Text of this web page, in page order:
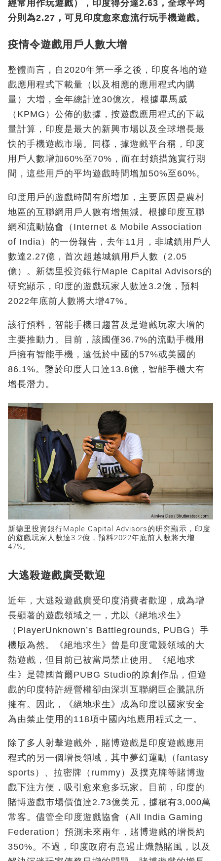
經常用作玩遊戲），印度得分達2.63，全球平均
分則為2.27，可見印度愈來愈流行玩手機遊戲。
疫情令遊戲用戶人數大增
整體而言，自2020年第一季之後，印度各地的遊
戲應用程式下載量（以及相應的應用程式內購
量）大增，全年總計達30億次。根據畢馬威
（KPMG）公佈的數據，按遊戲應用程式的下載
量計算，印度是最大的新興市場以及全球增長最
快的手機遊戲市場。同樣，據遊戲平台稱，印度
用戶人數增加60%至70%，而在封鎖措施實行期
間，這些用戶的平均遊戲時間增加50%至60%。
印度用戶的遊戲時間有所增加，主要原因是農村
地區的互聯網用戶人數有增無減。根據印度互聯
網和流動協會（Internet & Mobile Association
of India）的一份報告，去年11月，非城鎮用戶人
數達2.27億，首次超越城鎮用戶人數（2.05
億）。新德里投資銀行Maple Capital Advisors的
研究顯示，印度的遊戲玩家人數達3.2億，預料
2022年底前人數將大增47%。
該行預料，智能手機日趨普及是遊戲玩家大增的
主要推動力。目前，該國僅36.7%的流動手機用
戶擁有智能手機，遠低於中國的57%或美國的
86.1%。鑒於印度人口達13.8億，智能手機大有
增長潛力。
新德里投資銀行Maple Capital Advisors的研究顯示，印度
的遊戲玩家人數達3.2億，預料2022年底前人數將大增
47%。
大逃殺遊戲廣受歡迎
近年，大逃殺遊戲廣受印度消費者歡迎，成為增
長顯著的遊戲領域之一，尤以《絕地求生》
（PlayerUnknown’s Battlegrounds, PUBG）手
機版為然。《絕地求生》曾是印度電競領域的大
熱遊戲，但目前已被當局禁止使用。《絕地求
生》是韓國首爾PUBG Studio的原創作品，但遊
戲的印度特許經營權卻由深圳互聯網巨企騰訊所
擁有。因此，《絕地求生》成為印度以國家安全
為由禁止使用的118項中國內地應用程式之一。
除了多人射擊遊戲外，賭博遊戲是印度遊戲應用
程式的另一個增長領域，其中夢幻運動（fantasy
sports）、拉密牌（rummy）及撲克牌等賭博遊
戲下注方便，吸引愈來愈多玩家。目前，印度的
賭博遊戲市場價值達2.73億美元，據稱有3,000萬
常客。儘管全印度遊戲協會（All India Gaming
Federation）預測未來兩年，賭博遊戲的增長約
350%。不過，印度政府有意遏止熾熱賭風，以及